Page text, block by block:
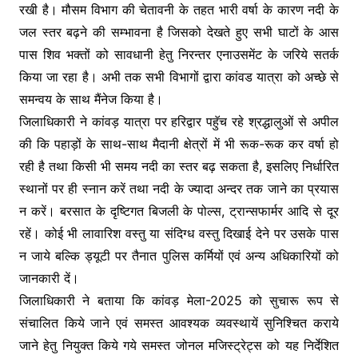
रखी है। मौसम विभाग की चेतावनी के तहत भारी वर्षा के कारण नदी के
जल स्तर बढ़ने की सम्भावना है जिसको देखते हुए सभी घाटों के आस
पास शिव भक्तों को सावधानी हेतु निरन्तर एनाउसमेंट के जरिये सतर्क
किया जा रहा है। अभी तक सभी विभागों द्वारा कांवड यात्रा को अच्छे से
समन्वय के साथ मैंनेज किया है।
जिलाधिकारी ने कांवड़ यात्रा पर हरिद्वार पहुॅच रहे श्रद्धालुओं से अपील
की कि पहाड़ों के साथ-साथ मैदानी क्षेत्रों में भी रूक-रूक कर वर्षा हो
रही है तथा किसी भी समय नदी का स्तर बढ़ सकता है, इसलिए निर्धारित
स्थानों पर ही स्नान करें तथा नदी के ज्यादा अन्दर तक जाने का प्रयास
न करें। बरसात के दृष्टिगत बिजली के पोल्स, ट्रान्सफार्मर आदि से दूर
रहें। कोई भी लावारिश वस्तु या संदिग्ध वस्तु दिखाई देने पर उसके पास
न जाये बल्कि ड्यूटी पर तैनात पुलिस कर्मियों एवं अन्य अधिकारियों को
जानकारी दें।
जिलाधिकारी ने बताया कि कांवड़ मेला-2025 को सुचारू रूप से
संचालित किये जाने एवं समस्त आवश्यक व्यवस्थायें सुनिश्चित कराये
जाने हेतु नियुक्त किये गये समस्त जोनल मजिस्ट्रेट्स को यह निर्देशित